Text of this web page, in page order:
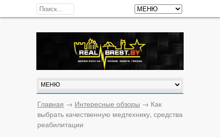
Главная → Интересные обзоры → Как
выбрать качественную медтехнику, средства
реабилитации